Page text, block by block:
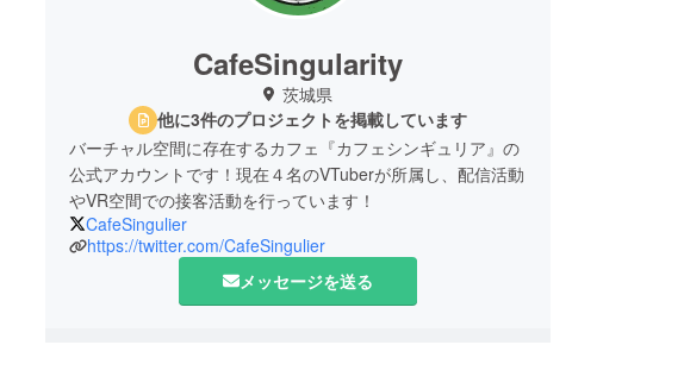
CafeSingularity
茨城県
他に3件のプロジェクトを掲載しています
バーチャル空間に存在するカフェ『カフェシンギュリア』の
公式アカウントです！現在４名のVTuberが所属し、配信活動
やVR空間での接客活動を行っています！
CafeSingulier
https://twitter.com/CafeSingulier
メッセージを送る